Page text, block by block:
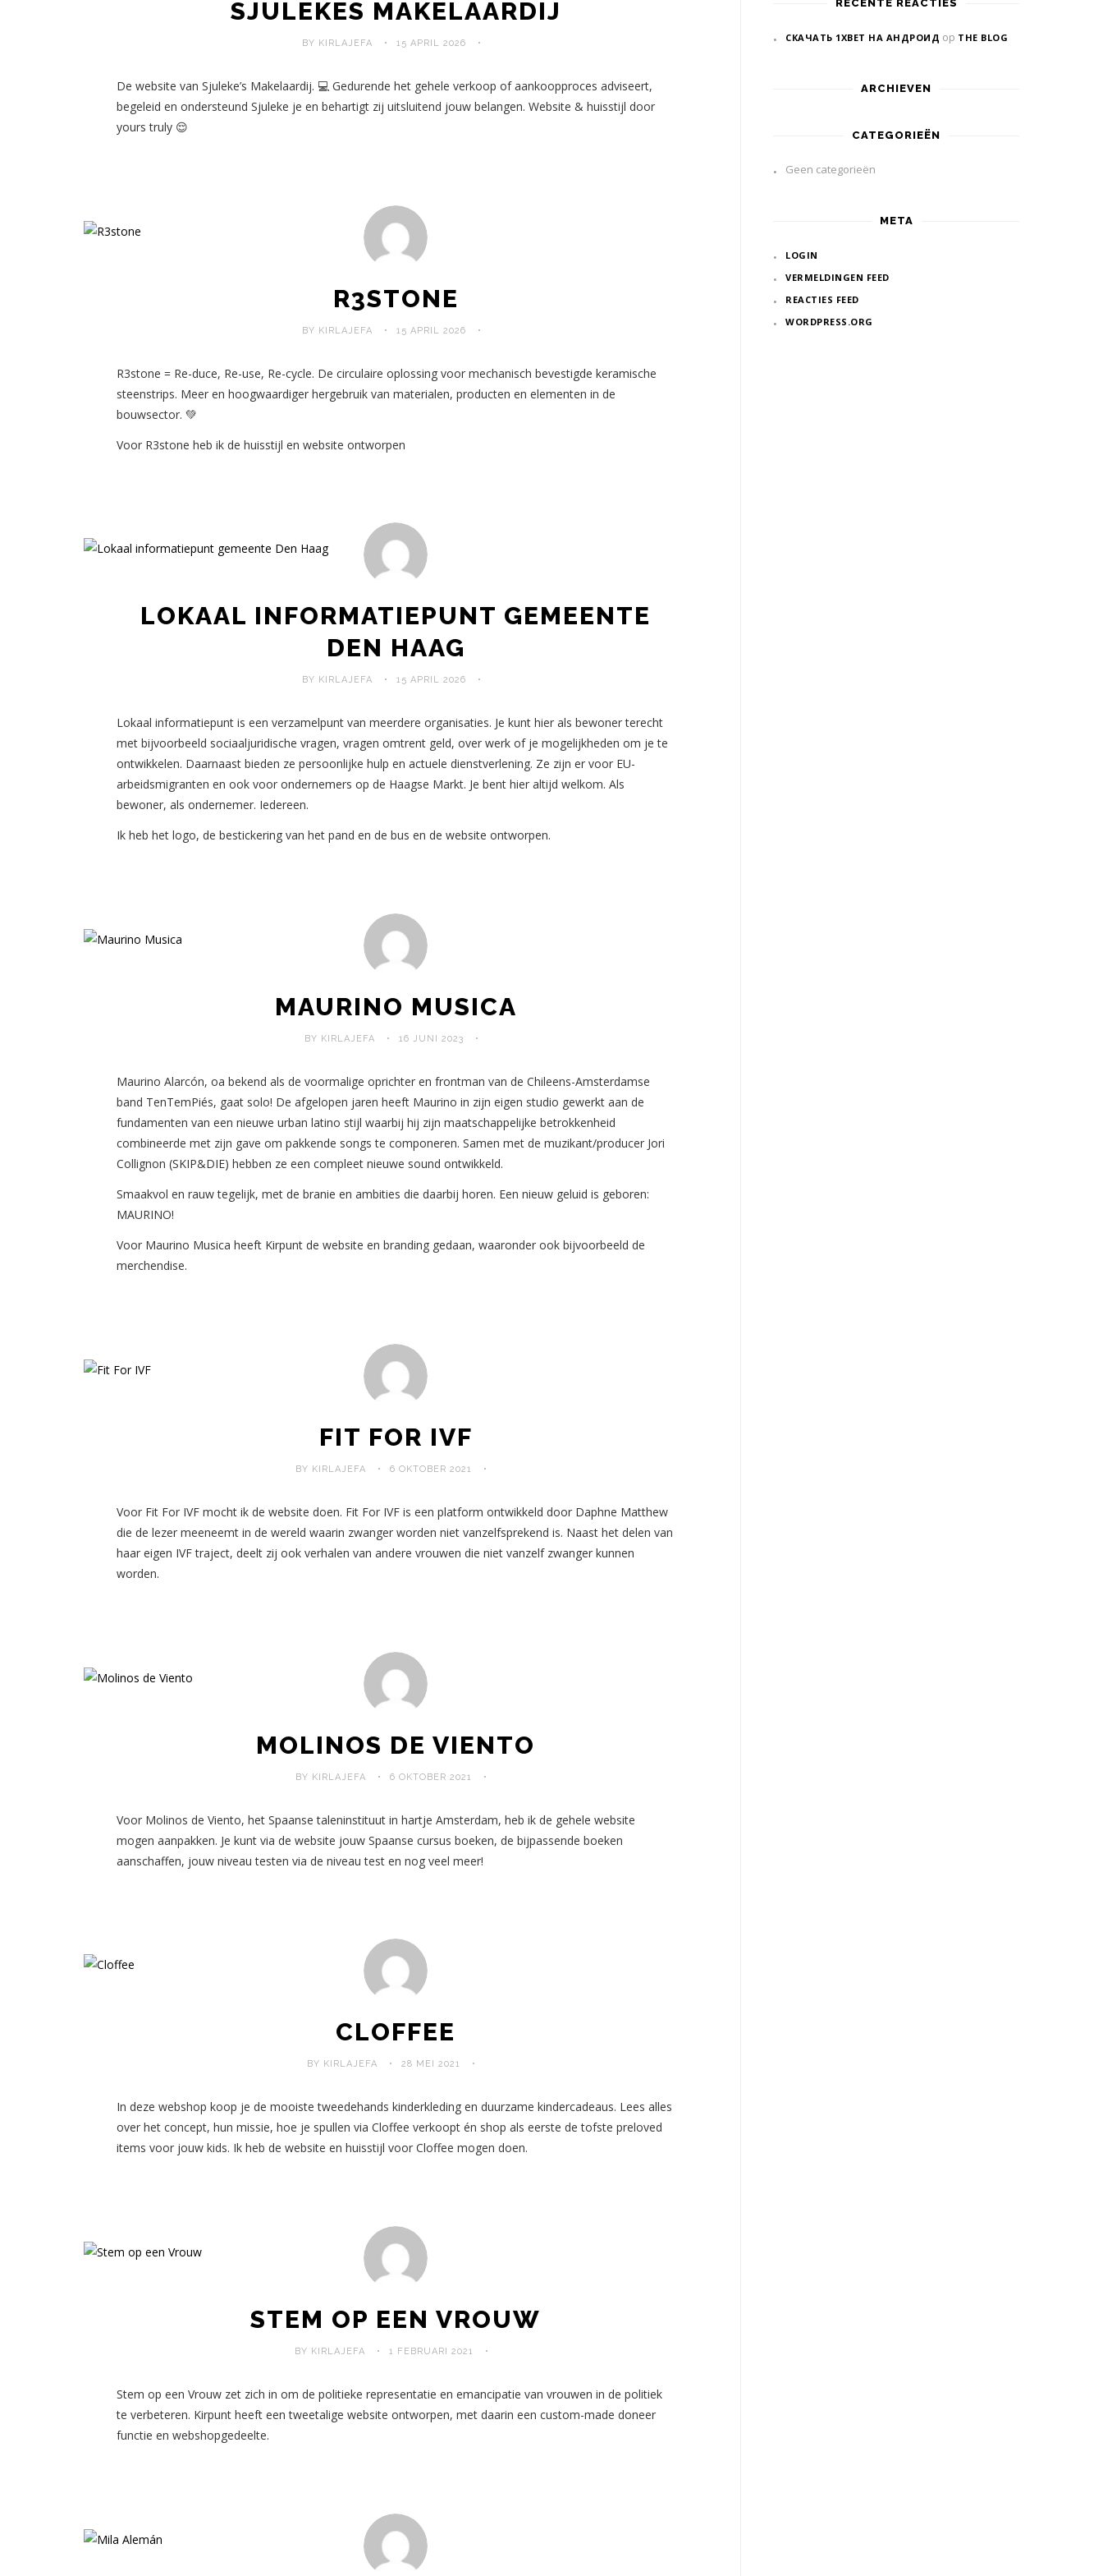
SJULEKES MAKELAARDIJ
BY KIRLAJEFA 15 APRIL 2026
De website van Sjuleke’s Makelaardij. 💻 Gedurende het gehele verkoop of aankoopproces adviseert,
begeleid en ondersteund Sjuleke je en behartigt zij uitsluitend jouw belangen. Website & huisstijl door
yours truly 😌
R3STONE
BY KIRLAJEFA 15 APRIL 2026
R3stone = Re-duce, Re-use, Re-cycle. De circulaire oplossing voor mechanisch bevestigde keramische
steenstrips. Meer en hoogwaardiger hergebruik van materialen, producten en elementen in de
bouwsector. 💚
Voor R3stone heb ik de huisstijl en website ontworpen
LOKAAL INFORMATIEPUNT GEMEENTE
DEN HAAG
BY KIRLAJEFA 15 APRIL 2026
Lokaal informatiepunt is een verzamelpunt van meerdere organisaties. Je kunt hier als bewoner terecht
met bijvoorbeeld sociaaljuridische vragen, vragen omtrent geld, over werk of je mogelijkheden om je te
ontwikkelen. Daarnaast bieden ze persoonlijke hulp en actuele dienstverlening. Ze zijn er voor EU-
arbeidsmigranten en ook voor ondernemers op de Haagse Markt. Je bent hier altijd welkom. Als
bewoner, als ondernemer. Iedereen.
Ik heb het logo, de bestickering van het pand en de bus en de website ontworpen.
MAURINO MUSICA
BY KIRLAJEFA 16 JUNI 2023
Maurino Alarcón, oa bekend als de voormalige oprichter en frontman van de Chileens-Amsterdamse
band TenTemPiés, gaat solo! De afgelopen jaren heeft Maurino in zijn eigen studio gewerkt aan de
fundamenten van een nieuwe urban latino stijl waarbij hij zijn maatschappelijke betrokkenheid
combineerde met zijn gave om pakkende songs te componeren. Samen met de muzikant/producer Jori
Collignon (SKIP&DIE) hebben ze een compleet nieuwe sound ontwikkeld.
Smaakvol en rauw tegelijk, met de branie en ambities die daarbij horen. Een nieuw geluid is geboren:
MAURINO!
Voor Maurino Musica heeft Kirpunt de website en branding gedaan, waaronder ook bijvoorbeeld de
merchendise.
FIT FOR IVF
BY KIRLAJEFA 6 OKTOBER 2021
Voor Fit For IVF mocht ik de website doen. Fit For IVF is een platform ontwikkeld door Daphne Matthew
die de lezer meeneemt in de wereld waarin zwanger worden niet vanzelfsprekend is. Naast het delen van
haar eigen IVF traject, deelt zij ook verhalen van andere vrouwen die niet vanzelf zwanger kunnen
worden.
MOLINOS DE VIENTO
BY KIRLAJEFA 6 OKTOBER 2021
Voor Molinos de Viento, het Spaanse taleninstituut in hartje Amsterdam, heb ik de gehele website
mogen aanpakken. Je kunt via de website jouw Spaanse cursus boeken, de bijpassende boeken
aanschaffen, jouw niveau testen via de niveau test en nog veel meer!
CLOFFEE
BY KIRLAJEFA 28 MEI 2021
In deze webshop koop je de mooiste tweedehands kinderkleding en duurzame kindercadeaus. Lees alles
over het concept, hun missie, hoe je spullen via Cloffee verkoopt én shop als eerste de tofste preloved
items voor jouw kids. Ik heb de website en huisstijl voor Cloffee mogen doen.
STEM OP EEN VROUW
BY KIRLAJEFA 1 FEBRUARI 2021
Stem op een Vrouw zet zich in om de politieke representatie en emancipatie van vrouwen in de politiek
te verbeteren. Kirpunt heeft een tweetalige website ontworpen, met daarin een custom-made doneer
functie en webshopgedeelte.
RECENTE REACTIES
СКАЧАТЬ 1XBET НА АНДРОИД op THE BLOG
ARCHIEVEN
CATEGORIEËN
Geen categorieën
META
LOGIN
VERMELDINGEN FEED
REACTIES FEED
WORDPRESS.ORG